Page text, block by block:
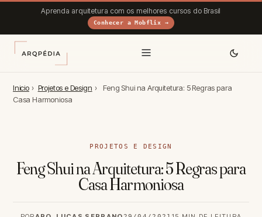
Aprenda arquitetura com os melhores cursos do Brasil
Conhecer a Mobflix →
Inicio › Projetos e Design ›
Feng Shui na Arquitetura: 5 Regras para
Casa Harmoniosa
PROJETOS E DESIGN
Feng Shui na Arquitetura: 5 Regras para
Casa Harmoniosa